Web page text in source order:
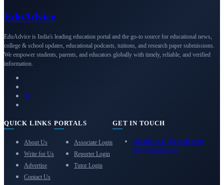
EduAdvice
EduAdvice is India's leading education portal and the go-to source for educational news,
college & school updates, educational podcasts, tuitions, and research paper submissions.
We empower students, parents, and educators globally with timely, reliable, and verified
information.
QUICK LINKS
About Us
Write for Us
Advertise
Contact Us
PORTALS
Associate Login
Reporter Login
Tutor Login
GET IN TOUCH
eduadvice11@gmail.com
info@eduadvice.in